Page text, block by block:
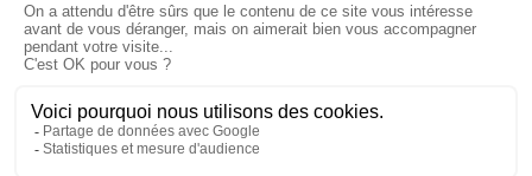
XIV à Assise à suivre sur KTO le
jeudi 6 août
Le pape en Uruguay, Argentine et
Pérou du 6 au 17 novembre 2026